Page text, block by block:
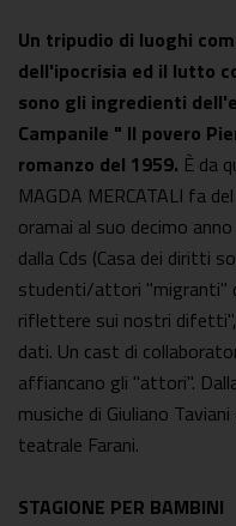
Un tripudio di luoghi
dell'ipocrisia ed il lutto
sono gli ingredienti
Campanile " Il povero
romanzo del 1959. È da
MAGDA MERCATALI fa
oramai al suo decimo
dalla Cds (Casa dei diritti
studenti/attori "migranti"
riflettere sui nostri
dati. Un cast di
affiancano gli "attori".
musiche di Giuliano
teatrale Farani.
STAGIONE PER BAMBINI